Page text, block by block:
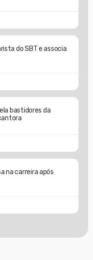
do SBT e associa
bastidores da
na carreira após